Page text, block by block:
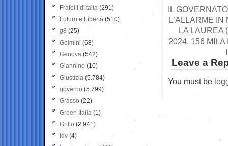
IL
L’ALLARME
LA LAUREA
2024, 156
Leave a
You must be
Fratelli d'Italia (291)
Futuro e Libertà (510)
g8 (25)
Gelmini (68)
Genova (542)
Giannino (10)
Giustizia (5.784)
governo (5.799)
Grasso (22)
Green Italia (1)
Grillo (2.941)
Idv (4)